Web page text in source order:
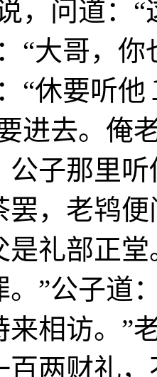
，问道：
“大哥，
“休要听
进去。俺
公子那里
罢，老鸨
是礼部正
。”公子道
来相访。”
百两财礼